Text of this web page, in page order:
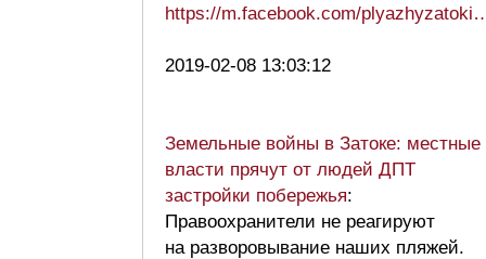
https://m.facebook.com/
2019-02-08 13:03:12
Земельные войны в Затоке: местные
власти прячут от людей ДПТ
застройки побережья:
Правоохранители не реагируют
на разворовывание наших пляжей.